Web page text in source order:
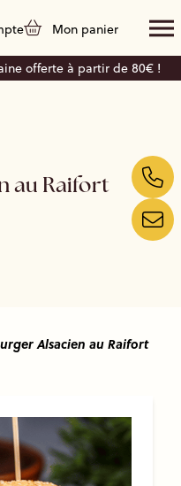
Mon panier
offerte à partir de 80€ !
au Raifort
Alsacien au Raifort